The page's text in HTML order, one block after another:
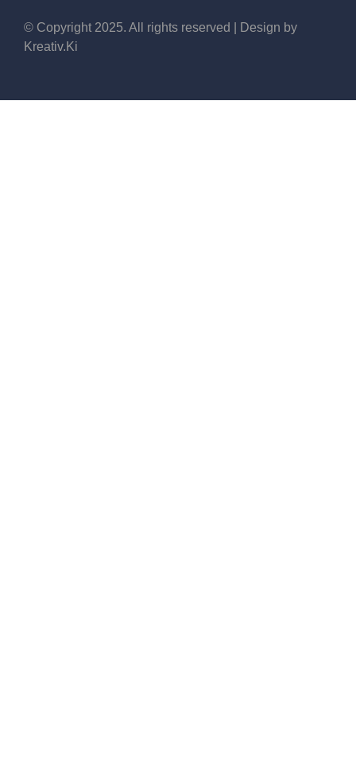
© Copyright 2025. All rights reserved | Design by
Kreativ.Ki